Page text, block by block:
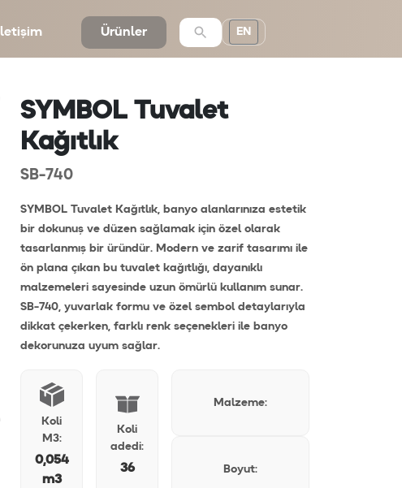
İletişim Ürünler EN
SYMBOL Tuvalet
Kağıtlık
SB-740
SYMBOL Tuvalet Kağıtlık, banyo alanlarınıza estetik
bir dokunuş ve düzen sağlamak için özel olarak
tasarlanmış bir üründür. Modern ve zarif tasarımı ile
ön plana çıkan bu tuvalet kağıtlığı, dayanıklı
malzemeleri sayesinde uzun ömürlü kullanım sunar.
SB-740, yuvarlak formu ve özel sembol detaylarıyla
dikkat çekerken, farklı renk seçenekleri ile banyo
dekorunuza uyum sağlar.
Koli
M3:
0,054
m3
Koli
adedi:
36
Malzeme:
Boyut: